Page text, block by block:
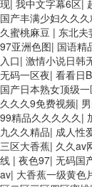
现| 我中文字幕6区|
国产丰满少妇久久
久蜜桃麻豆 | 东北夫
97亚洲色图| 国语精
入口| 激情小说日韩
无码一区夜| 看看日
国产日本熟女顶级
久久久9免费视频|
99精品久久久久久|
九久久精品| 成人性
三区大香蕉| 久久av
线 | 夜色97| 无码国
av| 大香蕉一级黄色